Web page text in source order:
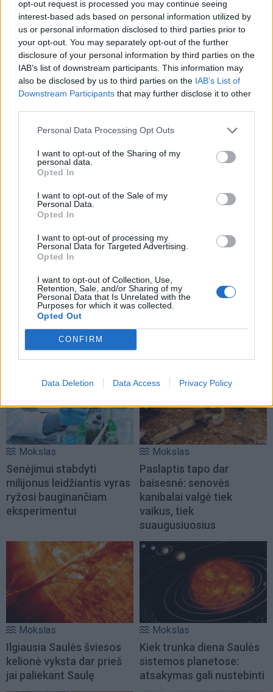
opt-out request is processed you may continue seeing
interest-based ads based on personal information utilized by
us or personal information disclosed to third parties prior to
your opt-out. You may separately opt-out of the further
disclosure of your personal information by third parties on the
IAB’s list of downstream participants. This information may
also be disclosed by us to third parties on the IAB’s List of
Downstream Participants that may further disclose it to other
Personal Data Processing Opt Outs
I want to opt-out of the Sharing of my
personal data.
Opted In
I want to opt-out of the Sale of my
Personal Data.
Opted In
I want to opt-out of processing my
Personal Data for Targeted Advertising.
Opted In
I want to opt-out of Collection, Use,
Retention, Sale, and/or Sharing of my
Personal Data that Is Unrelated with the
Purposes for which it was collected.
Opted Out
CONFIRM
Data Deletion Data Access Privacy Policy
TAIP PAT SKAITYKITE
Mirusi žvaigždė „šaudo“
32 mln. km/h greičiu:
astronomai susidūrė su
kosmine mįsle(1)
Kaip Saulė „valo“
kosmosą: 40 metų
ryšį su kosminėmis
Mokslas
Senėjimui stabdyti
milijonus leidžiantis vyras
ryžosi bauginančiam
eksperimentui
Mokslas
Paslaptis tapo dar
baisesnė: senovės
kanibalai valgė tiek
vaikus, tiek
suaugusiuosius
Mokslas
Ilgiausia Saulės šviesos
kelionė vyksta dar prieš
jai paliekant Saulę
Mokslas
Kiek trunka diena Saulės
sistemos planetose:
atsakymas gali nustebinti